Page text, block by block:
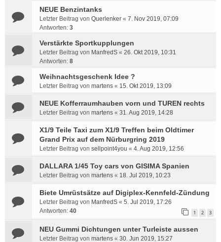
NEUE Benzintanks
Letzter Beitrag von Querlenker « 7. Nov 2019, 07:09
Antworten: 3
Verstärkte Sportkupplungen
Letzter Beitrag von ManfredS « 26. Okt 2019, 10:31
Antworten: 8
Weihnachtsgeschenk Idee ?
Letzter Beitrag von martens « 15. Okt 2019, 13:09
NEUE Kofferraumhauben vorn und TUREN rechts
Letzter Beitrag von martens « 31. Aug 2019, 14:28
X1/9 Teile Taxi zum X1/9 Treffen beim Oldtimer
Grand Prix auf dem Nürburgring 2019
Letzter Beitrag von sellpoint4you « 4. Aug 2019, 12:56
DALLARA 1/45 Toy cars von GISIMA Spanien
Letzter Beitrag von martens « 18. Jul 2019, 10:23
Biete Umrüstsätze auf Digiplex-Kennfeld-Zündung
Letzter Beitrag von ManfredS « 5. Jul 2019, 17:26
Antworten: 40 1 2 3
NEU Gummi Dichtungen unter Turleiste aussen
Letzter Beitrag von martens « 30. Jun 2019, 15:27